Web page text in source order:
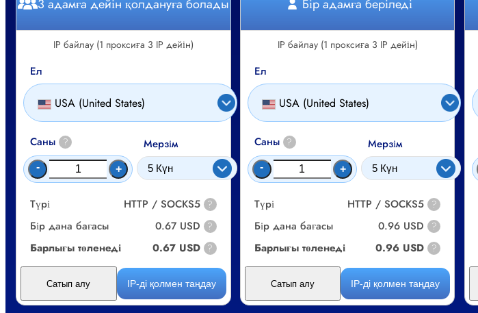
Бір адамға беріледі
IP байлау (1 проксиға 3 IP дейін)
Ел
USA (United States)
Саны ?
- +
Мерзім
Түрі HTTP / SOCKS5 ?
Бір дана бағасы 0.96 USD ?
Барлығы төленеді 0.96 USD ?
IP-ді қолмен таңдау
Сатып алу
3 адамға дейін қолдануға болады
IP байлау (1 проксиға 3 IP дейін)
Ел
USA (United States)
Саны ?
- +
Мерзім
Түрі HTTP / SOCKS5 ?
Бір дана бағасы 0.67 USD ?
Барлығы төленеді 0.67 USD ?
IP-ді қолмен таңдау
Сатып алу